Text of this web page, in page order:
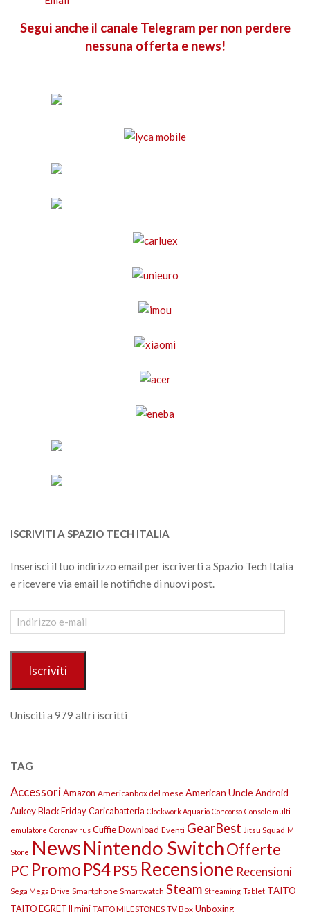
Segui anche il canale Telegram per non perdere
nessuna offerta e news!
ISCRIVITI A SPAZIO TECH ITALIA
Inserisci il tuo indirizzo email per iscriverti a Spazio Tech Italia
e ricevere via email le notifiche di nuovi post.
Indirizzo
e-
Iscriviti
Unisciti a 979 altri iscritti
TAG
AccessoriAmazon Americanbox del mese American UncleAndroid
AukeyBlack FridayCaricabatteria Clockwork Aquario Concorso Console multi
emulatore Coronavirus CuffieDownload Eventi GearBest Jitsu Squad Mi
Store NewsNintendo SwitchOfferte
PC Promo PS4PS5 Recensione Recensioni
Sega Mega Drive Smartphone Smartwatch Steam Streaming Tablet TAITO
TAITO EGRET II mini TAITO MILESTONES TV Box Unboxing